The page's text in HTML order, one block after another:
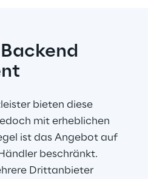
bieten diese
mit erheblichen
ist das Angebot auf
beschränkt.
Drittanbieter